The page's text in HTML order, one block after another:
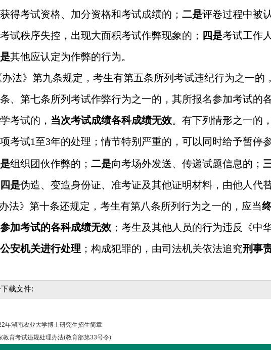
得考试资格、加分资格和考试成绩的； 二是评卷过程中被
试秩序失控，出现大面积考试作弊现象的； 四是考试工作
其他应认定为作弊的行为。
办法》第九条规定，考生有第五条所列考试违纪行为之一的，
、第七条所列考试作弊行为之一的，其所报名参加考试的
考试的， 当次考试成绩各科成绩无效。有下列情形之一的
考试1至3年的处理；情节特别严重的，可以同时给予暂停
组织团伙作弊的； 二是向考场外发送、传递试题信息的；
四是伪造、变造身份证、准考证及其他证明材料，由他人代
办法》第十条还规定，考生有第八条所列行为之一的，应当
加考试的各科成绩无效 ；考生及其他人员的行为违反《中
公安机关进行处理 ；构成犯罪的，由司法机关依法追究刑事
载文件:
年湖南农业大学博士研究生招生简章
教育考试违规处理办法(教育部第33号令)